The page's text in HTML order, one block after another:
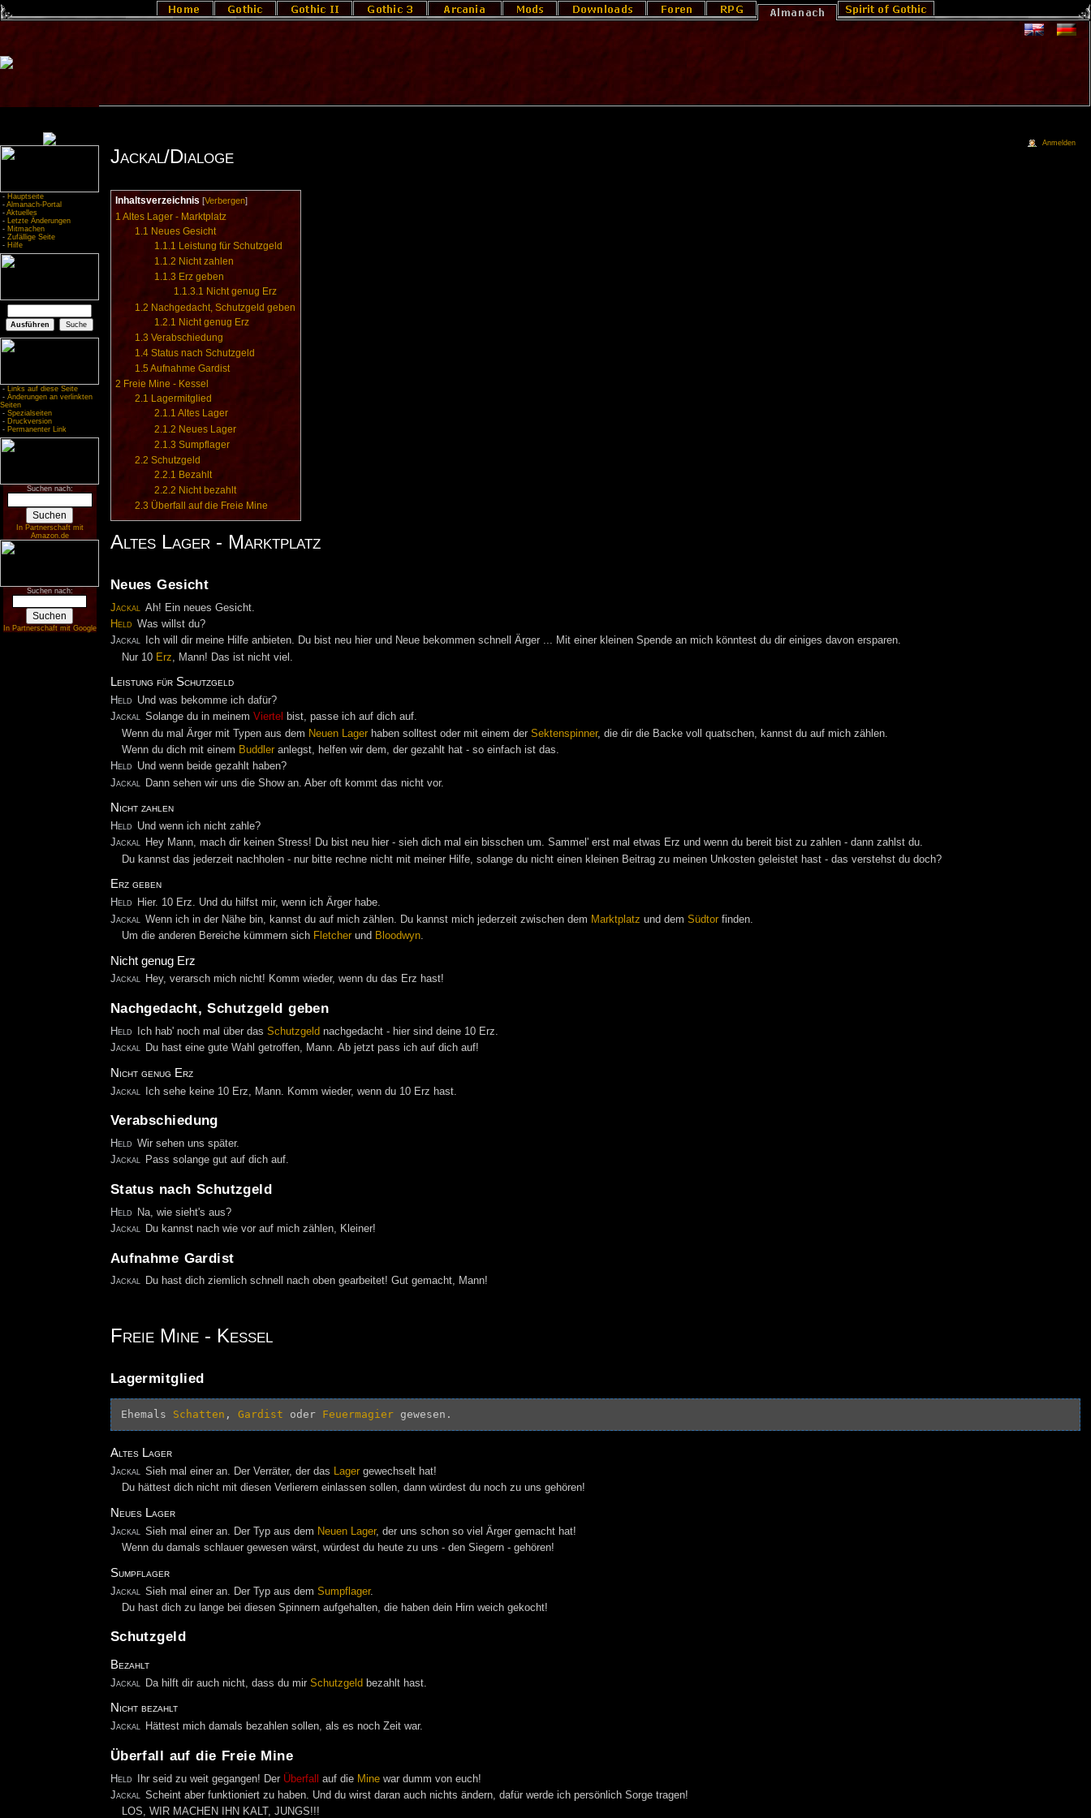
- Hauptseite
- Almanach-Portal
- Aktuelles
- Letzte Änderungen
- Mitmachen
- Zufällige Seite
- Hilfe
- Links auf diese Seite
- Änderungen an verlinkten
Seiten
- Spezialseiten
- Druckversion
- Permanenter Link
Suchen nach:
In Partnerschaft mit
Amazon.de
Suchen nach:
In Partnerschaft mit Google
Jackal/Dialoge
Inhaltsverzeichnis [Verbergen]
1 Altes Lager - Marktplatz
1.1 Neues Gesicht
1.1.1 Leistung für Schutzgeld
1.1.2 Nicht zahlen
1.1.3 Erz geben
1.1.3.1 Nicht genug Erz
1.2 Nachgedacht, Schutzgeld geben
1.2.1 Nicht genug Erz
1.3 Verabschiedung
1.4 Status nach Schutzgeld
1.5 Aufnahme Gardist
2 Freie Mine - Kessel
2.1 Lagermitglied
2.1.1 Altes Lager
2.1.2 Neues Lager
2.1.3 Sumpflager
2.2 Schutzgeld
2.2.1 Bezahlt
2.2.2 Nicht bezahlt
2.3 Überfall auf die Freie Mine
Altes Lager - Marktplatz
Neues Gesicht
Jackal
Ah! Ein neues Gesicht.
Held Was willst du?
Jackal
Ich will dir meine Hilfe anbieten. Du bist neu hier und Neue bekommen schnell Ärger ... Mit einer kleinen Spende an mich könntest du dir einiges davon ersparen.
Nur 10 Erz , Mann! Das ist nicht viel.
Leistung für Schutzgeld
Held Und was bekomme ich dafür?
Jackal Solange du in meinemViertel
bist, passe ich auf dich auf.
Wenn du mal Ärger mit Typen aus dem Neuen Lagerhaben solltest oder mit einem der Sektenspinner, die dir die Backe voll quatschen, kannst du auf mich zählen.
Wenn du dich mit einem Buddleranlegst, helfen wir dem, der gezahlt hat - so einfach ist das.
Held Und wenn beide gezahlt haben?
Jackal
Dann sehen wir uns die Show an. Aber oft kommt das nicht vor.
Nicht zahlen
Held Und wenn ich nicht zahle?
Jackal Hey Mann, mach dir keinen Stress! Du bist neu hier - sieh dich mal ein bisschen um. Sammel' erst mal etwas Erz und wenn du bereit bist zu zahlen - dann zahlst du.
Du kannst das jederzeit nachholen - nur bitte rechne nicht mit meiner Hilfe, solange du nicht einen kleinen Beitrag zu meinen Unkosten geleistet hast - das verstehst du doch?
Erz geben
Held
Hier. 10 Erz. Und du hilfst mir, wenn ich Ärger habe.
Jackal
Wenn ich in der Nähe bin, kannst du auf mich zählen. Du kannst mich jederzeit zwischen dem Marktplatz und demSüdtor finden.
Um die anderen Bereiche kümmern sich Fletcherund Bloodwyn.
Nicht genug Erz
Jackal Hey, verarsch mich nicht! Komm wieder, wenn du das Erz hast!
Nachgedacht, Schutzgeld geben
Held Ich hab' noch mal über dasSchutzgeld nachgedacht - hier sind deine 10 Erz.
Jackal Du hast eine gute Wahl getroffen, Mann. Ab jetzt pass ich auf dich auf!
Nicht genug Erz
Jackal Ich sehe keine 10 Erz, Mann. Komm wieder, wenn du 10 Erz hast.
Verabschiedung
Held Wir sehen uns später.
Jackal Pass solange gut auf dich auf.
Status nach Schutzgeld
Held
Na, wie sieht's aus?
Jackal Du kannst nach wie vor auf mich zählen, Kleiner!
Aufnahme Gardist
Jackal Du hast dich ziemlich schnell nach oben gearbeitet! Gut gemacht, Mann!
Freie Mine - Kessel
Lagermitglied
Ehemals Schatten , Gardist oder Feuermagier
Altes Lager
Jackal Sieh mal einer an. Der Verräter, der das Lager gewechselt hat!
Du hättest dich nicht mit diesen Verlierern einlassen sollen, dann würdest du noch zu uns gehören!
Neues Lager
Jackal Sieh mal einer an. Der Typ aus dem Neuen Lager, der uns schon so viel Ärger gemacht hat!
Wenn du damals schlauer gewesen wärst, würdest du heute zu uns - den Siegern - gehören!
Sumpflager
Jackal Sieh mal einer an. Der Typ aus demSumpflager.
Du hast dich zu lange bei diesen Spinnern aufgehalten, die haben dein Hirn weich gekocht!
Schutzgeld
Bezahlt
Jackal Da hilft dir auch nicht, dass du mirSchutzgeld bezahlt hast.
Nicht bezahlt
Jackal Hättest mich damals bezahlen sollen, als es noch Zeit war.
Überfall auf die Freie Mine
Held Ihr seid zu weit gegangen! Der Überfall auf die Mine war dumm von euch!
Jackal Scheint aber funktioniert zu haben. Und du wirst daran auch nichts ändern, dafür werde ich persönlich Sorge tragen!
LOS, WIR MACHEN IHN KALT, JUNGS!!!
Anmelden